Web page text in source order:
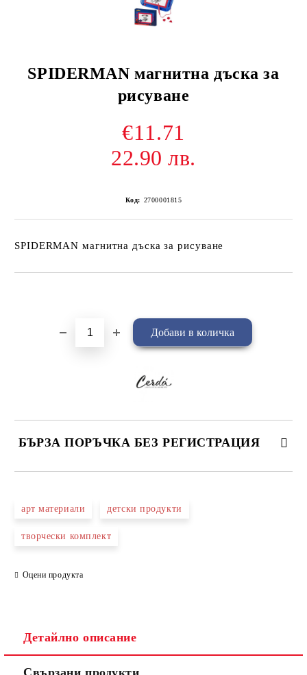
SPIDERMAN магнитна дъска за
рисуване
€11.71
22.90 лв.
Код: 2700001815
SPIDERMAN магнитна дъска за рисуване
БЪРЗА ПОРЪЧКА БЕЗ РЕГИСТРАЦИЯ
арт материали детски продукти
творчески комплект
Оцени продукта
Детайлно описание
Свързани продукти